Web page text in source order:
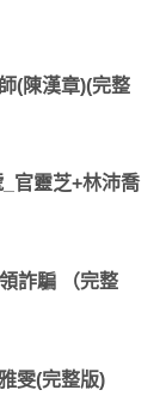
(陳漢章)(完整
官靈芝+林沛喬
詐騙 （完整
雯(完整版)